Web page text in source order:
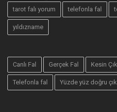
tarot falı yorum telefonla fal
yıldızname
Canlı Fal Gerçek Fal Kesin
Telefonla fal Yüzde yüz doğru